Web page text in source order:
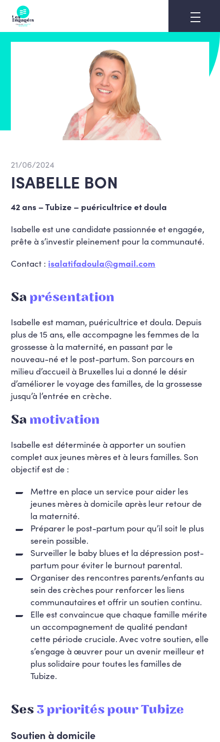
content
21/06/2024
ISABELLE BON
42 ans – Tubize – puéricultrice et doula
Isabelle est une candidate passionnée et engagée,
prête à s’investir pleinement pour la communauté.
Contact : isalatifadoula@gmail.com
Sa présentation
Isabelle est maman, puéricultrice et doula. Depuis
plus de 15 ans, elle accompagne les femmes de la
grossesse à la maternité, en passant par le
nouveau-né et le post-partum. Son parcours en
milieu d’accueil à Bruxelles lui a donné le désir
d’améliorer le voyage des familles, de la grossesse
jusqu’à l’entrée en crèche.
Sa motivation
Isabelle est déterminée à apporter un soutien
complet aux jeunes mères et à leurs familles. Son
objectif est de :
Mettre en place un service pour aider les
jeunes mères à domicile après leur retour de
la maternité.
Préparer le post-partum pour qu’il soit le plus
serein possible.
Surveiller le baby blues et la dépression post-
partum pour éviter le burnout parental.
Organiser des rencontres parents/enfants au
sein des crèches pour renforcer les liens
communautaires et offrir un soutien continu.
Elle est convaincue que chaque famille mérite
un accompagnement de qualité pendant
cette période cruciale. Avec votre soutien, elle
s’engage à œuvrer pour un avenir meilleur et
plus solidaire pour toutes les familles de
Tubize.
Ses3 priorités pour Tubize
Soutien à domicile